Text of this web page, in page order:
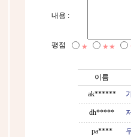
내용 :
평점 ★ ★★
이름
ak******
dh*****
pa****